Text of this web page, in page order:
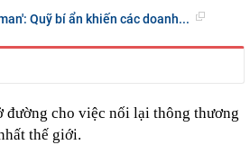
Quỹ bí ẩn khiến các doanh...
đường cho việc nối lại thông thương
thế giới.